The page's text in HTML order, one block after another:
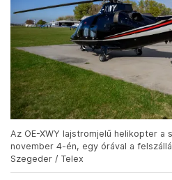
Az OE-XWY lajstromjelű helikopter a
november 4-én, egy órával a
Szegeder / Telex